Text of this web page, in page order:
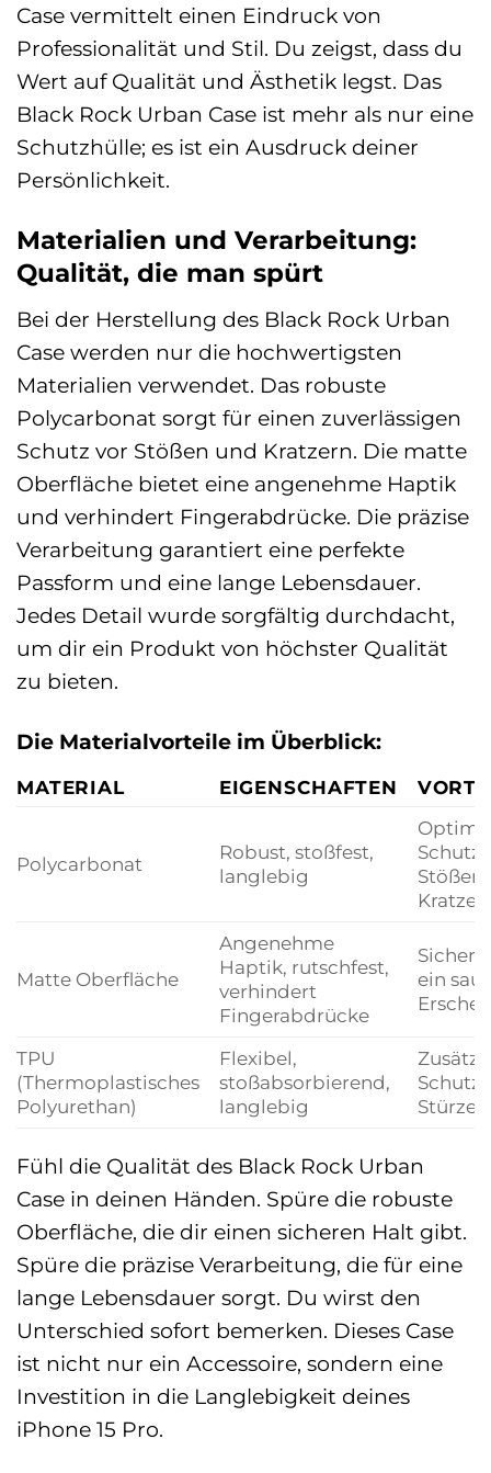
Case vermittelt einen Eindruck von
Professionalität und Stil. Du zeigst, dass du
Wert auf Qualität und Ästhetik legst. Das
Black Rock Urban Case ist mehr als nur eine
Schutzhülle; es ist ein Ausdruck deiner
Persönlichkeit.
Materialien und Verarbeitung:
Qualität, die man spürt
Bei der Herstellung des Black Rock Urban
Case werden nur die hochwertigsten
Materialien verwendet. Das robuste
Polycarbonat sorgt für einen zuverlässigen
Schutz vor Stößen und Kratzern. Die matte
Oberfläche bietet eine angenehme Haptik
und verhindert Fingerabdrücke. Die präzise
Verarbeitung garantiert eine perfekte
Passform und eine lange Lebensdauer.
Jedes Detail wurde sorgfältig durchdacht,
um dir ein Produkt von höchster Qualität
zu bieten.
Die Materialvorteile im Überblick:
MATERIAL EIGENSCHAFTEN
Polycarbonat
Robust, stoßfest,
langlebig
Schutz
Stößen
Matte Oberfläche
Angenehme
Haptik, rutschfest,
verhindert
Fingerabdrücke
ein
TPU
(Thermoplastisches
Polyurethan)
Flexibel,
stoßabsorbierend,
langlebig
Schutz
Stürzen
Fühl die Qualität des Black Rock Urban
Case in deinen Händen. Spüre die robuste
Oberfläche, die dir einen sicheren Halt gibt.
Spüre die präzise Verarbeitung, die für eine
lange Lebensdauer sorgt. Du wirst den
Unterschied sofort bemerken. Dieses Case
ist nicht nur ein Accessoire, sondern eine
Investition in die Langlebigkeit deines
iPhone 15 Pro.